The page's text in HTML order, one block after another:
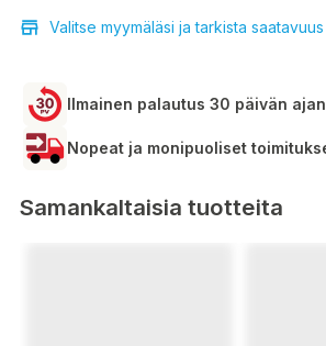
Valitse myymäläsi ja tarkista saatavuus
Ilmainen palautus 30 päivän ajan
Nopeat ja monipuoliset
Samankaltaisia tuotteita